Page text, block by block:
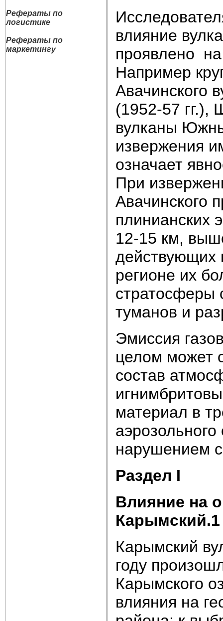
Рефераты по
логистике
Рефераты по
маркетингу
влияние
проявлено
Например
Авачинского
(1952-57 гг.),
вулканы
извержения
означает
При
Авачинского
плинианских
12-15 км,
действующих
регионе их
стратосферы
туманов и
Эмиссия
целом может
состав
материал в
нарушением
Раздел I
Влияние на
Карымский.1
Карымский
году
Карымского
влияния на